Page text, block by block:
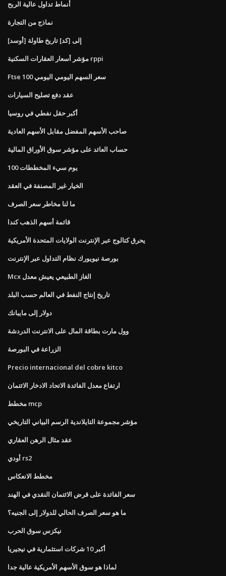
أنماط تداول عالية الربح
نماذج من التجارة
[أوسد] إلى [كد] تاريخ طاولة
مؤشر أسعار العقارات السكنية rppi
Ftse 100 سعر السهم اليومي اليومي
عقد دفع تصليح السيارات
أكبر حقل نفطي في روسيا
صاحب الأسهم المفضل مقابل الأسهم العادية
حساب العائد على مؤشر سوق الأوراق المالية
100 يوم سيء المخططات
الخيار غير المصنفة في العقد
ما لنا مخاطر سعر الصرف
قائمة أسهم الذهب كندا
يحرق كتالوج عبر الإنترنت الولايات المتحدة الأمريكية
بورصة نيويورك نظام التداول عبر الإنترنت
Mcx الغاز الطبيعي يعيش معدل
تاريخ إنتاج النفط في العالم حسب البلد
دولار إلى مايبانك
وول مارت بطاقة المال على الانترنت الدردشة
الزراعة في البورصة
Precio internacional del cobre kitco
ارتفاع معدل الفائدة الاتحاد الادخار الائتمان
مخطط mcp
مؤشر مجموعة التايلاندية الرسم البياني التاريخي
عقد مثال الرهن العقاري
أودي rs2
مخطط الانعكاس
سعر الفائدة على قرض الائتمان النقدي في الهند
ما هو سعر الصرف الحالي للدولار إلى الجنيه؟
نيكزس سوق الحرب
أكبر 10 شركات استثمارية في نيجيريا
لماذا هو سوق الأسهم الأمريكية عالية جدا